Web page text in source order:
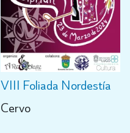
VIII Foliada Nordestía
Cervo